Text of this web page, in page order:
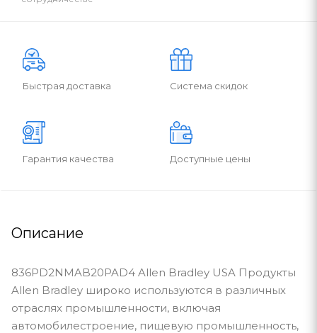
Быстрая доставка Система скидок
Гарантия качества Доступные цены
Описание
836PD2NMAB20PAD4 Allen Bradley USA Продукты
Allen Bradley широко используются в различных
отраслях промышленности, включая
автомобилестроение, пищевую промышленность,